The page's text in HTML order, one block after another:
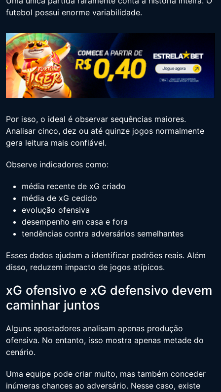
futebol possui enorme variabilidade.
Por isso, o ideal é observar sequências maiores.
Analisar cinco, dez ou até quinze jogos normalmente
gera leitura mais confiável.
Observe indicadores como:
média recente de xG criado
média de xG cedido
evolução ofensiva
desempenho em casa e fora
tendências contra adversários semelhantes
Esses dados ajudam a identificar padrões reais. Além
disso, reduzem impacto de jogos atípicos.
xG ofensivo e xG defensivo devem
caminhar juntos
Alguns apostadores analisam apenas produção
ofensiva. No entanto, isso mostra apenas metade do
cenário.
Uma equipe pode criar muito, mas também conceder
inúmeras chances ao adversário. Nesse caso, existe